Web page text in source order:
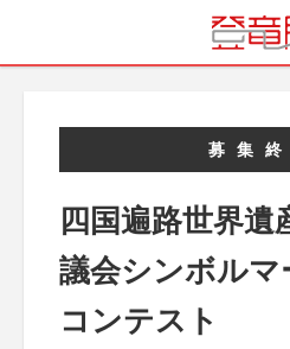
募集終
四国遍路世界遺
議会シンボル
コンテスト